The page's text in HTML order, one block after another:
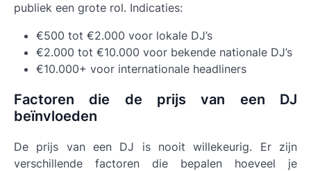
publiek een grote rol. Indicaties:
€500 tot €2.000 voor lokale DJ’s
€2.000 tot €10.000 voor bekende nationale DJ’s
€10.000+ voor internationale headliners
Factoren die de prijs van een DJ
beïnvloeden
De prijs van een DJ is nooit willekeurig. Er zijn
verschillende factoren die bepalen hoeveel je